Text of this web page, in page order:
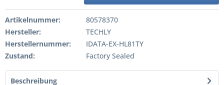
Artikelnummer:
80578370
Hersteller:
TECHLY
Herstellernummer:
IDATA-EX-HL81TY
Zustand:
Factory Sealed
Beschreibung